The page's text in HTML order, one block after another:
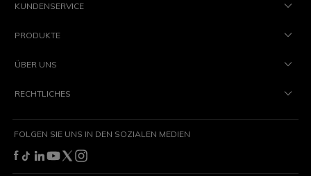
KUNDENSERVICE
PRODUKTE
ÜBER UNS
RECHTLICHES
FOLGEN SIE UNS IN DEN SOZIALEN MEDIEN